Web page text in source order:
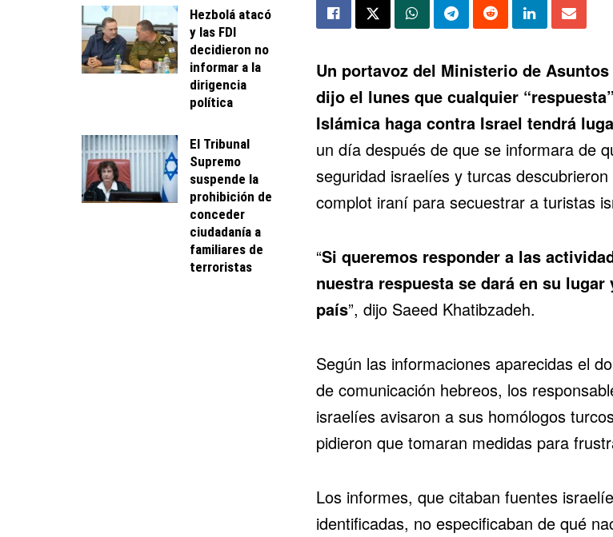
Un portavoz del Ministerio de
dijo el lunes que cualquier
Islámica haga contra Israel tendrá
un día después de que se informara de
seguridad israelíes y turcas
complot iranípara secuestrar a turistas
“Si queremos responder a las
nuestra respuesta se dará en su lugar
país”, dijo Saeed Khatibzadeh.
Según las informaciones aparecidas el
de comunicación hebreos, los
israelíes avisaron a sus homólogos
pidieron que tomaran medidas para
Los informes, que citaban fuentes
identificadas, no especificaban de qué
Hezbolá atacó
y las FDI
decidieron no
informar a la
dirigencia
política
El Tribunal
Supremo
suspende la
prohibición de
conceder
ciudadanía a
familiares de
terroristas